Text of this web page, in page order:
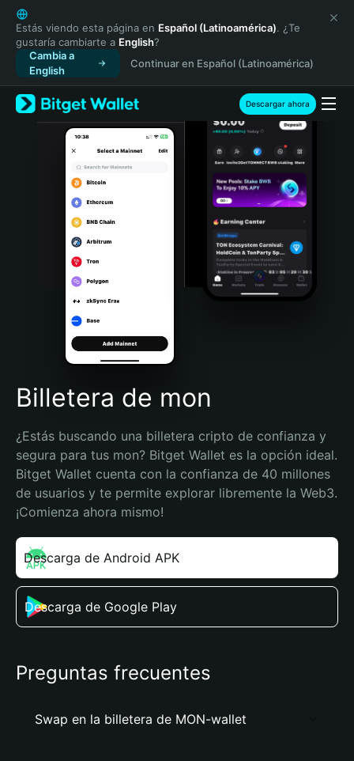
English
日本語
Tiếng Việt
Русский
Español (Latinoamérica)
Türkçe
Italiano
Português (Portugal)
Bahasa Indonesia
Português (Brasil)
Español (Argentina)
Estás viendo esta página en Español (Latinoamérica). ¿Te
gustaría cambiarte a English?
Cambia a
English
Continuar en Español (Latinoamérica)
Descargar ahora
Billetera de mon
¿Estás buscando una billetera cripto de confianza y
segura para tus mon? Bitget Wallet es la opción ideal.
Bitget Wallet cuenta con la confianza de 40 millones
de usuarios y te permite explorar libremente la Web3.
¡Comienza ahora mismo!
Descarga de Android APK
Descarga de Google Play
Preguntas frecuentes
Swap en la billetera de MON-wallet